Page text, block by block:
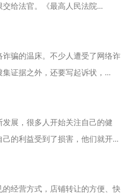
给法官。《最高人民法院...
骗的温床。不少人遭受了网络诈
证据之外，还要写起诉状，...
展，很多人开始关注自己的健
的利益受到了损害，他们就开...
经营方式，店铺转让的方便、快